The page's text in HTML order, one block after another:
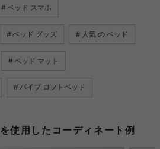
ベッド スマホ
ベッド グッズ 人気 の ベッド
ベッド マット
パイプ ロフトベッド
使用したコーディネート例